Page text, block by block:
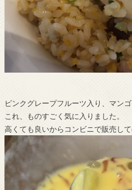
ピンクグレープフルーツ入り、マンゴ
これ、ものすごく気に入りました。
高くても良いからコンビニで販売して